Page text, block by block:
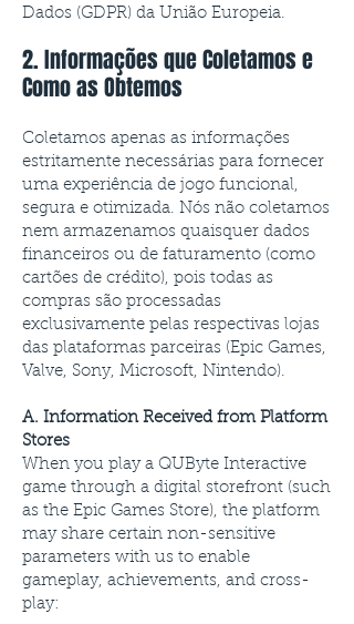
Dados (GDPR) da União Europeia.
2. Informações que Coletamos e
Como as Obtemos
Coletamos apenas as informações
estritamente necessárias para fornecer
uma experiência de jogo funcional,
segura e otimizada. Nós não coletamos
nem armazenamos quaisquer dados
financeiros ou de faturamento (como
cartões de crédito), pois todas as
compras são processadas
exclusivamente pelas respectivas lojas
das plataformas parceiras (Epic Games,
Valve, Sony, Microsoft, Nintendo).
A. Information Received from Platform
Stores
When you play a QUByte Interactive
game through a digital storefront (such
as the Epic Games Store), the platform
may share certain non-sensitive
parameters with us to enable
gameplay, achievements, and cross-
play: